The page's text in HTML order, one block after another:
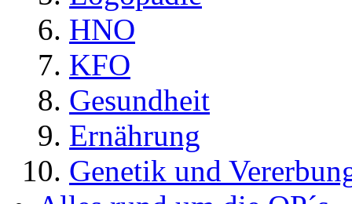
HNO
KFO
Gesundheit
Ernährung
Genetik und